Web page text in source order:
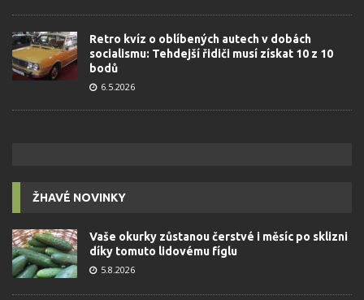
Retro kvíz o oblíbených autech v dobách
socialismu: Tehdejší řidiči musí získat 10 z 10
bodů
6.5.2026
ŽHAVÉ NOVINKY
Vaše okurky zůstanou čerstvé i měsíc po sklizni
díky tomuto lidovému fíglu
5.8.2026